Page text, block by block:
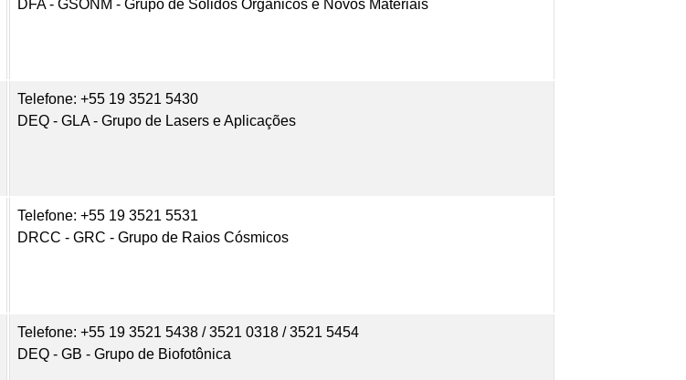
DFA - GSONM - Grupo de Sólidos Orgânicos e Novos Materiais
Telefone: +55 19 3521 5430
DEQ - GLA - Grupo de Lasers e Aplicações
Telefone: +55 19 3521 5531
DRCC - GRC - Grupo de Raios Cósmicos
Telefone: +55 19 3521 5438 / 3521 0318 / 3521 5454
DEQ - GB - Grupo de Biofotônica